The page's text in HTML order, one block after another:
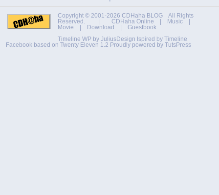
Copyright © 2001-2026 CDHaha BLOG All Rights
Reserved. | CDHaha Online Music
Movie
Download
Guestbook
Timeline WP by JuliusDesign Ispired by Timeline
Facebook based on Twenty Eleven 1.2 Proudly powered by TutsPress